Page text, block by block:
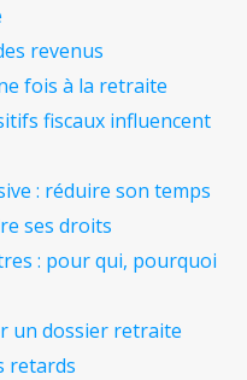
revenus
fois à la retraite
fiscaux influencent
: réduire son temps
ses droits
: pour qui, pourquoi
un dossier retraite
retards